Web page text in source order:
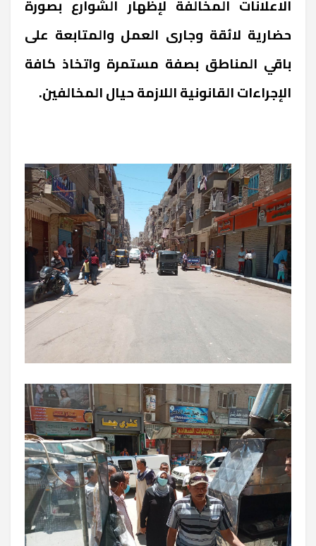
الاعلانات المخالفة لإظهار الشوارع بصورة
حضارية لائقة وجارى العمل والمتابعة على
باقي المناطق بصفة مستمرة واتخاذ كافة
الإجراءات القانونية اللازمة حيال المخالفين.